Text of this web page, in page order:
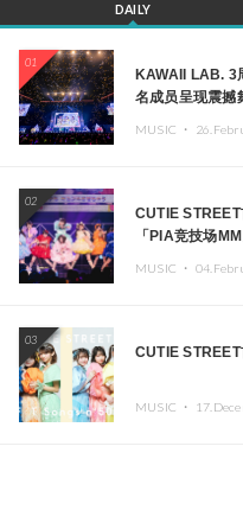
DAILY
01
KAWAII LAB. 3
名成员呈现震撼
MUSIC ・
02
CUTIE
「PIA竞技场
MUSIC ・
03
CUTIE STREET
MUSIC ・